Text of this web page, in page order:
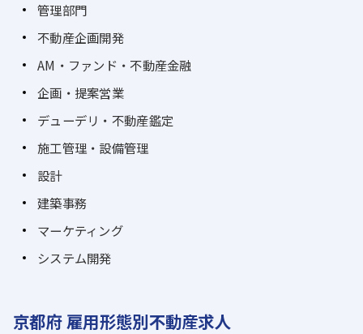
管理部門
不動産企画開発
AM・ファンド・不動産金融
企画・提案営業
デューデリ・不動産鑑定
施工管理・設備管理
設計
建築事務
マーケティング
システム開発
京都府 雇用形態別不動産求人